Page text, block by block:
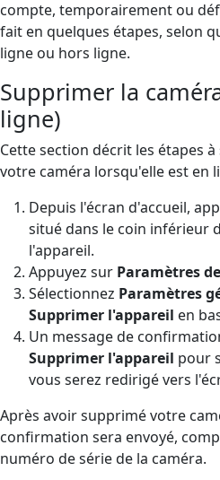
compte, temporairement ou
fait en quelques étapes, selon
ligne ou hors ligne.
Supprimer la
ligne)
Cette section décrit les étapes
votre caméra lorsqu'elle est en
Depuis l'écran d'accueil,
situé dans le coin inférieur
l'appareil.
Appuyez sur Paramètres
Sélectionnez Paramètres
Supprimer l'appareil en
Un message de
Supprimer l'appareil pour
vous serez redirigé vers
Après avoir supprimé votre
confirmation sera envoyé,
numéro de série de la caméra.